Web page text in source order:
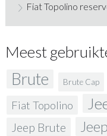
Fiat Topolino
Meest
Brute Brute Cap
Fiat Topolino
Jeep Brute